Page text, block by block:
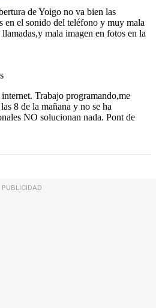
PUBLICIDAD